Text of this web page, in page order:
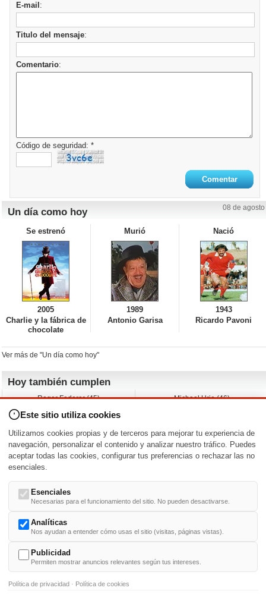
E-mail :
Titulo del mensaje:
Comentario:
Código de seguridad: *
Un día como hoy 08 de agosto
Se estrenó
2005
Charlie y la fábrica de
chocolate
Murió
1989
Antonio Garisa
Nació
1943
Ricardo Pavoni
Ver más de "Un día como hoy"
Hoy también cumplen
Roger Federer (45)
Dustin Hoffman (89)
Martin Brest (75)
Adam Roarke (89)
Michael Urie (46)
Jimmy Jean-Louis (58)
Ken Baumann (37)
Nacimientos y estrenos en la fecha
DD/MM /
-U- V- W- X - -
Este sitio utiliza cookies
Utilizamos cookies propias y de terceros para mejorar tu experiencia de
navegación, personalizar el contenido y analizar nuestro tráfico. Puedes
aceptar todas las cookies, configurar tus preferencias o rechazar las no
esenciales.
Esenciales
Necesarias para el funcionamiento del sitio. No pueden desactivarse.
Analíticas
Nos ayudan a entender cómo usas el sitio (visitas, páginas vistas).
Publicidad
Permiten mostrar anuncios relevantes según tus intereses.
Política de privacidad · Política de cookies